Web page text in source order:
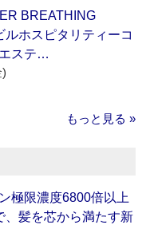
BREATHING
ルホスピタリティーコ
ステ…
もっと見る »
極限濃度6800倍以上
、髪を芯から満たす新